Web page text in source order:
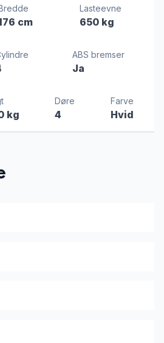
cm
Lasteevne
650 kg
ABS bremser
Ja
kg
Døre
4
Farve
Hvid